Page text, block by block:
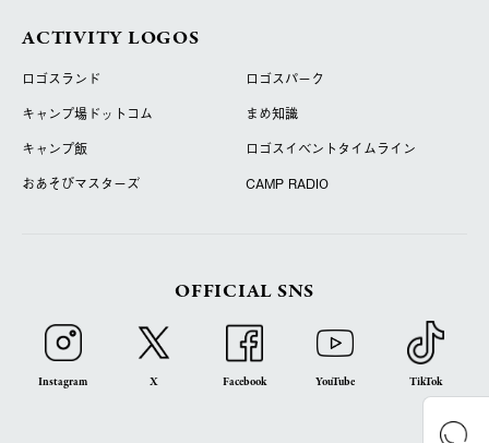
ACTIVITY LOGOS
ロゴスランド
ロゴスパーク
キャンプ場ドットコム
まめ知識
キャンプ飯
ロゴスイベントタイムライン
おあそびマスターズ
CAMP RADIO
OFFICIAL SNS
Instagram X Facebook YouTube TikTok